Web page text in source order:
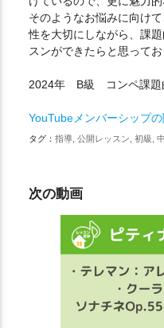
そのようなお悩みに向け
性を大切にしながら、課
スンができたらと思ってお
2024年 B級 コンペ課題
YouTubeメンバーシップ
タグ： 指導, 公開レッスン, 初級,
次の動画